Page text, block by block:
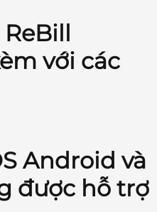
với các
Android và
được hỗ trợ